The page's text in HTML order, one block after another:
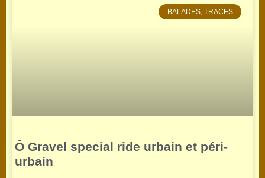
BALADES, TRACES
Ô Gravel special ride urbain et péri-
urbain